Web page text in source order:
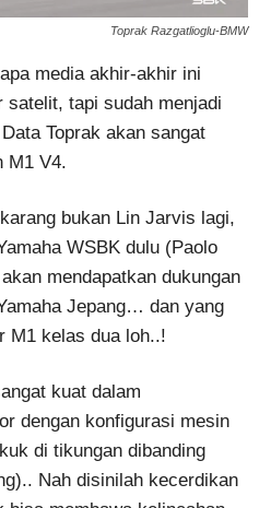
Toprak Razgatlioglu-BMW
media akhir-akhir ini
satelit, tapi sudah menjadi
Toprak akan sangat
M1 V4.
bukan Lin Jarvis lagi,
WSBK dulu (Paolo
mendapatkan dukungan
Jepang… dan yang
M1 kelas dua loh..!
kuat dalam
dengan konfigurasi mesin
di tikungan dibanding
Nah disinilah kecerdikan